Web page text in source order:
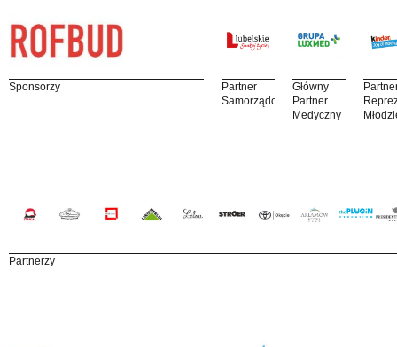
Sponsorzy
Partner
Samorządowy
Główny
Partner
Medyczny
Partnerzy